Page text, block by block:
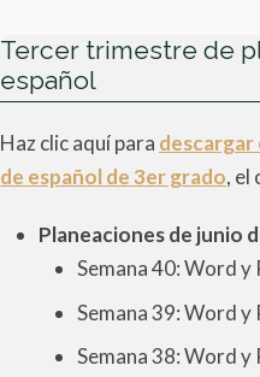
Tercer trimestre de
español
Haz clic aquí para
de español de 3er grado, el
Planeaciones de junio
Semana 40: Word y
Semana 39: Word y
Semana 38: Word y